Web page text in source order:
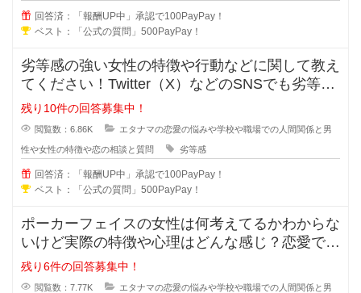
回答済：「報酬UP中」承認で100PayPay！
ベスト：「公式の質問」500PayPay！
劣等感の強い女性の特徴や行動などに関して教え
てください！Twitter（X）などのSNSでも劣等感
が強い女性っていますよ
残り10件の回答募集中！
閲覧数：6.86K エタナマの恋愛の悩みや学校や職場での人間関係と男
性や女性の特徴や恋の相談と質問 劣等感
回答済：「報酬UP中」承認で100PayPay！
ベスト：「公式の質問」500PayPay！
ポーカーフェイスの女性は何考えてるかわからな
いけど実際の特徴や心理はどんな感じ？恋愛では
ポーカーフェイスの女性ってモテる
残り6件の回答募集中！
閲覧数：7.77K エタナマの恋愛の悩みや学校や職場での人間関係と男